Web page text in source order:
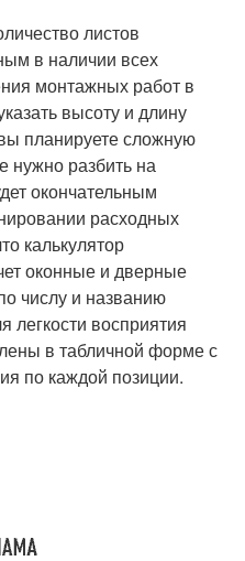
листов
в наличии всех
монтажных работ в
высоту и длину
планируете сложную
нужно разбить на
окончательным
расходных
калькулятор
оконные и дверные
числу и названию
легкости восприятия
в табличной форме с
по каждой позиции.